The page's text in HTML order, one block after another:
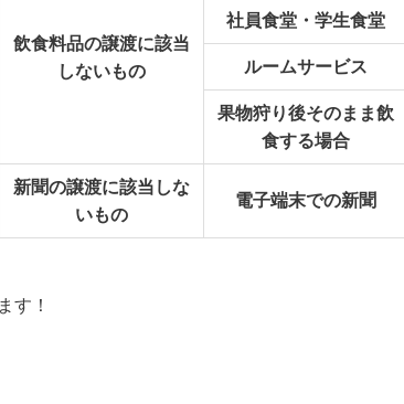
飲食料品の譲渡に該当
しないもの
社員食堂・学生食堂
ルームサービス
果物狩り後そのまま飲
食する場合
新聞の譲渡に該当しな
いもの
電子端末での新聞
す！